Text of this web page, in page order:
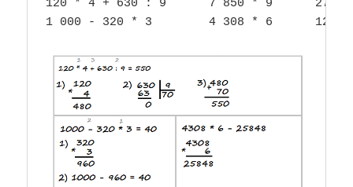
120 * 4 + 630 : 9      7 850 * 9      27
1 000 - 320 * 3        4 308 * 6      12